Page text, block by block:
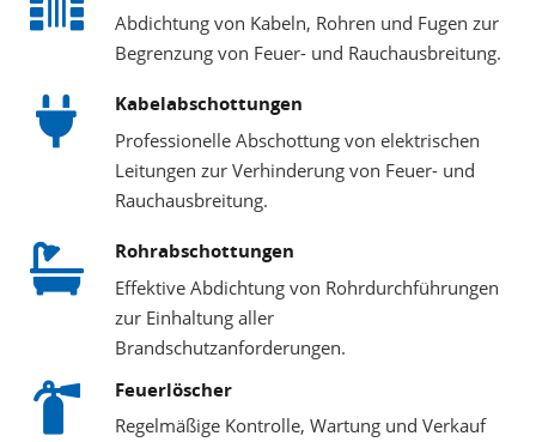
Abdichtung von Kabeln, Rohren und Fugen zur
Begrenzung von Feuer- und Rauchausbreitung.
Kabelabschottungen
Professionelle Abschottung von elektrischen
Leitungen zur Verhinderung von Feuer- und
Rauchausbreitung.
Rohrabschottungen
Effektive Abdichtung von Rohrdurchführungen
zur Einhaltung aller
Brandschutzanforderungen.
Feuerlöscher
Regelmäßige Kontrolle, Wartung und Verkauf